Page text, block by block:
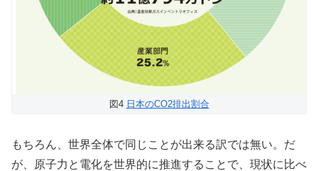
図4 日本のCO2排出割合
もちろん、世界全体で同じことが出来る訳では無い。だ
が、原子力と電化を世界的に推進することで、現状に比べ